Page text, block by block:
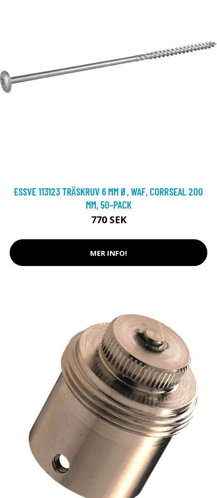
ESSVE 113123 TRÄSKRUV 6 MM Ø, WAF, CORRSEAL 200
MM, 50-PACK
770 SEK
MER INFO!